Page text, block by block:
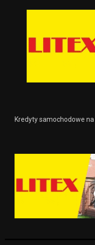
Kredyty samochodowe na